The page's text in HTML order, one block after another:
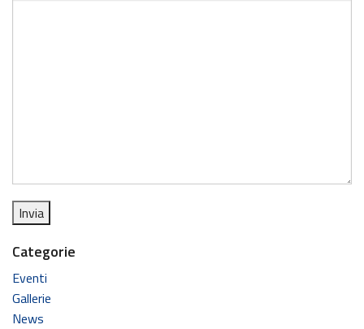
Categorie
Eventi
Gallerie
News